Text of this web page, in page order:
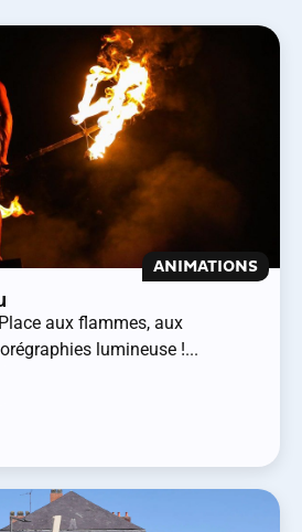
ANIMATIONS
aux flammes, aux
lumineuse !...